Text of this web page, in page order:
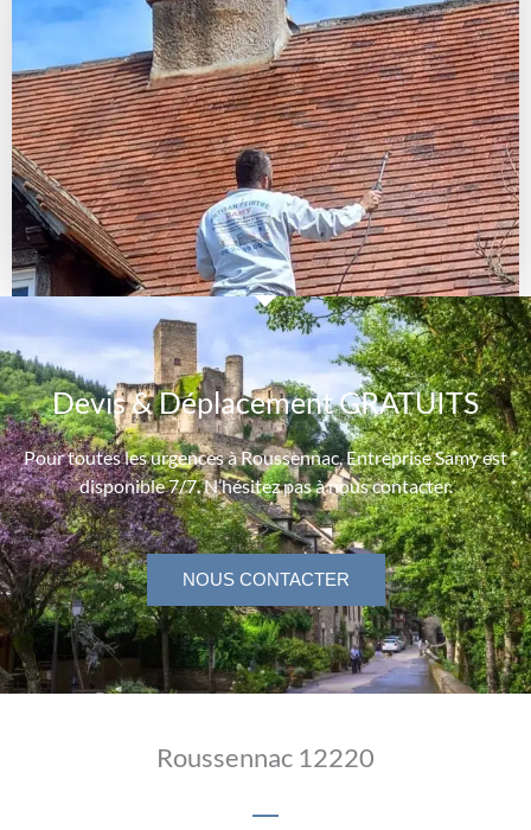
Devis & Déplacement GRATUITS
Pour toutes les urgences à Roussennac, Entreprise Samy est
disponible 7/7. N’hésitez pas à nous contacter.
NOUS CONTACTER
Roussennac 12220